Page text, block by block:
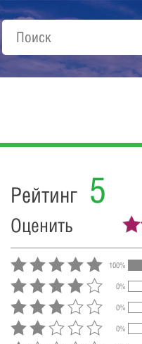
Рейтинг 5
Оценить
100%
0%
0%
0%